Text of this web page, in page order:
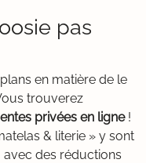
pas
en matière de le
trouverez
privées en ligne!
& literie » y sont
des réductions